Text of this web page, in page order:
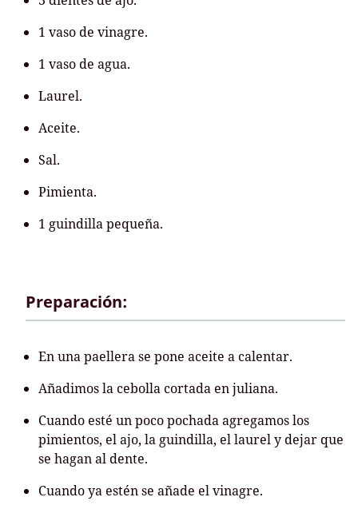
1 vaso de vinagre.
1 vaso de agua.
Laurel.
Aceite.
Sal.
Pimienta.
1 guindilla pequeña.
Preparación:
En una paellera se pone aceite a calentar.
Añadimos la cebolla cortada en juliana.
Cuando esté un poco pochada agregamos los
pimientos, el ajo, la guindilla, el laurel y dejar que
se hagan al dente.
Cuando ya estén se añade el vinagre.